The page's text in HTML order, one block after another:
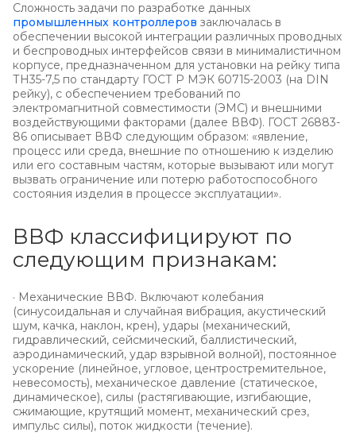
Сложность задачи по разработке данных
промышленных контроллеров заключалась в
обеспечении высокой интеграции различных проводных
и беспроводных интерфейсов связи в минималистичном
корпусе, предназначенном для установки на рейку типа
ТН35-7,5 по стандарту ГОСТ Р МЭК 60715-2003 (на DIN
рейку), с обеспечением требований по
электромагнитной совместимости (ЭМС) и внешними
воздействующими факторами (далее ВВФ). ГОСТ 26883-
86 описывает ВВФ следующим образом: «явление,
процесс или среда, внешние по отношению к изделию
или его составным частям, которые вызывают или могут
вызвать ограничение или потерю работоспособного
состояния изделия в процессе эксплуатации».
ВВФ классифицируют по
следующим признакам:
· Механические ВВФ. Включают колебания
(синусоидальная и случайная вибрация, акустический
шум, качка, наклон, крен), удары (механический,
гидравлический, сейсмический, баллистический,
аэродинамический, удар взрывной волной), постоянное
ускорение (линейное, угловое, центростремительное,
невесомость), механическое давление (статическое,
динамическое), силы (растягивающие, изгибающие,
сжимающие, крутящий момент, механический срез,
импульс силы), поток жидкости (течение).